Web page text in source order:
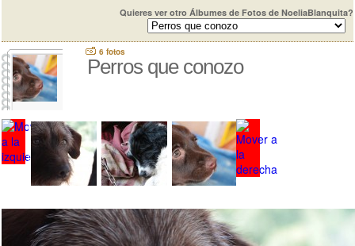
Quieres ver otro Álbumes de Fotos de NoeliaBlanquita?
6 fotos
Perros que conozo